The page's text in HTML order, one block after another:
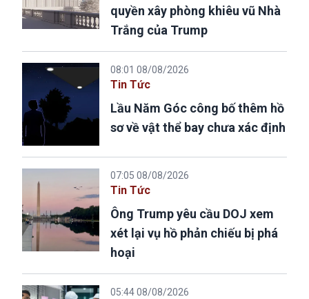
quyền xây phòng khiêu vũ Nhà
Trắng của Trump
08:01 08/08/2026
Tin Tức
Lầu Năm Góc công bố thêm hồ
sơ về vật thể bay chưa xác định
07:05 08/08/2026
Tin Tức
Ông Trump yêu cầu DOJ xem
xét lại vụ hồ phản chiếu bị phá
hoại
05:44 08/08/2026